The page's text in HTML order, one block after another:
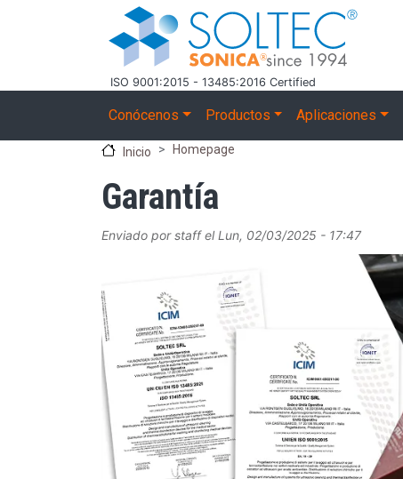
Pasar al contenido principal
ISO 9001:2015 - 13485:2016 Certified
Main navigation
Conócenos Productos Aplicaciones
Inicio Homepage
Garantía
Enviado porstaffelLun, 02/03/2025 - 17:47